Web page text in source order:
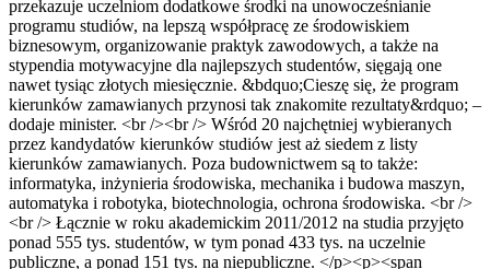
przekazuje uczelniom dodatkowe środki na unowocześnianie
programu studiów, na lepszą współpracę ze środowiskiem
biznesowym, organizowanie praktyk zawodowych, a także na
stypendia motywacyjne dla najlepszych studentów, sięgają one
nawet tysiąc złotych miesięcznie. &bdquo;Cieszę się, że program
kierunków zamawianych przynosi tak znakomite rezultaty&rdquo; –
dodaje minister. <br /><br /> Wśród 20 najchętniej wybieranych
przez kandydatów kierunków studiów jest aż siedem z listy
kierunków zamawianych. Poza budownictwem są to także:
informatyka, inżynieria środowiska, mechanika i budowa maszyn,
automatyka i robotyka, biotechnologia, ochrona środowiska. <br />
<br /> Łącznie w roku akademickim 2011/2012 na studia przyjęto
ponad 555 tys. studentów, w tym ponad 433 tys. na uczelnie
publiczne, a ponad 151 tys. na niepubliczne. </p><p><span